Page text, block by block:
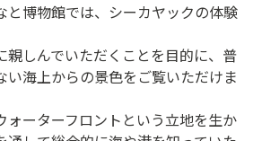
と博物館では、シーカヤックの体験
親しんでいただくことを目的に、普
い海上からの景色をご覧いただけま
ォーターフロントという立地を生か